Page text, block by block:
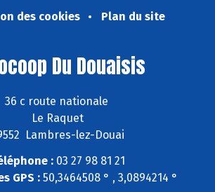
des cookies
Plan du site
Du Douaisis
36 c route nationale
Le Raquet
Lambres-lez-Douai
:03 27 98 81 21
GPS : 50,3464508 ° , 3,0894214 °